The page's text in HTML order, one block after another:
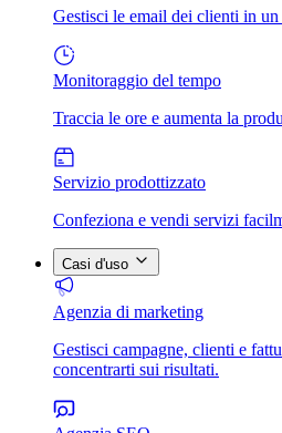
Gestisci le email dei clienti in
Monitoraggio del tempo
Traccia le ore e aumenta la
Servizio prodottizzato
Confeziona e vendi servizi
Casi d'uso
Agenzia di marketing
Gestisci campagne, clienti e
concentrarti sui risultati.